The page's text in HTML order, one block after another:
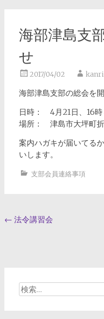
海部津島支
せ
2017/04/02 kanri
海部津島支部の総会を開
日時： 4月21日、16時
場所： 津島市大坪町
案内ハガキが届いてる
いします。
支部会員連絡事項
投
← 法令講習会
検